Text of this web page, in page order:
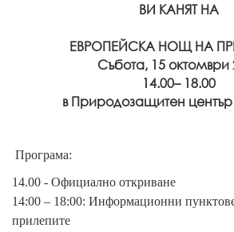
ВИ КАНЯТ НА
ЕВРОПЕЙСКА НОЩ НА
Събота, 15 октомври
14.00– 18.00
в Природозащитен
Програма:
14.00 - Oфициално откриване
14:00 – 18:00: Информационни
прилепите